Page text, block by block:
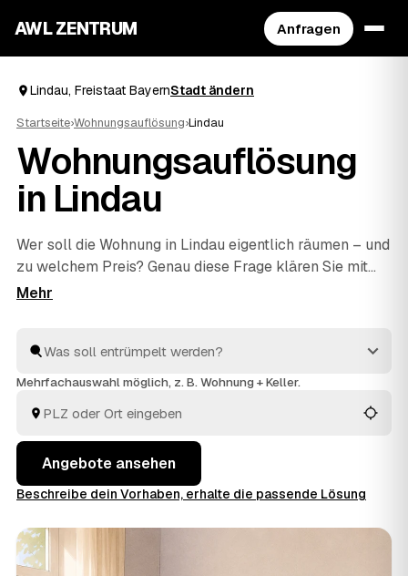
AWL ZENTRUM Anfragen
Lindau, Freistaat BayernStadt ändern
Startseite›Wohnungsauflösung›Lindau
Wohnungsauflösung
in Lindau
Wer soll die Wohnung in Lindau eigentlich räumen – und
zu welchem Preis? Genau diese Frage klären Sie mit
AWL in einer einzigen Anfrage: Sie schildern den
Räumen, fachgerecht entsorgen und besenrein an den
Vermieter übergeben gehört bei allen dazu. Sie müssen
Mehrfachauswahl möglich, z. B. Wohnung + Keller.
Angebote ansehen
Beschreibe dein Vorhaben, erhalte die passende Lösung